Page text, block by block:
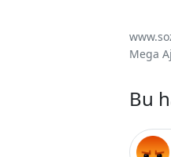
Mega
Bu